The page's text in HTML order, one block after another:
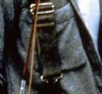
Cool Esport
Pořady
TV Program